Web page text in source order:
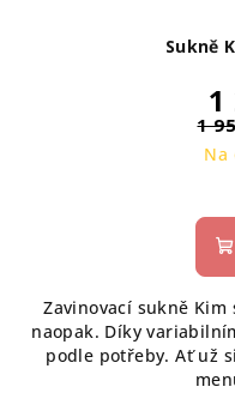
Sukně
1
1
Na
Zavinovací sukně Kim
naopak. Díky
podle potřeby. Ať už